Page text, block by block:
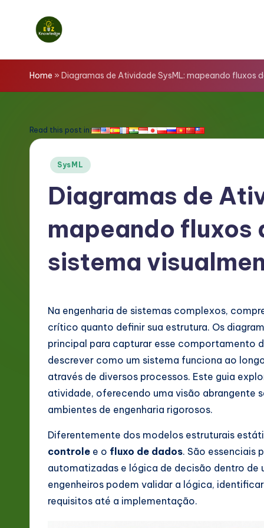
E
z
n
rt
Home » Diagramas de Atividade SysML: mapeando fluxos
Read this post in:
Posted
SysML
Diagramas de
mapeando fluxos
sistema
Na engenharia de sistemas complexos,
crítico quanto definir sua estrutura. Os
principal para capturar esse comportamento
descrever como um sistema funciona ao
através de diversos processos. Este guia
atividade, oferecendo uma visão abrangente
ambientes de engenharia rigorosos.
Diferentemente dos modelos estruturais
controle e o fluxo de dados. São essenciais
automatizadas e lógica de decisão dentro de
engenheiros podem validar a lógica,
requisitos até a implementação.